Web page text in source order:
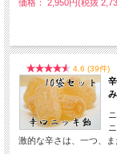
価格： 2,950円(税抜
4.6 (39件)
激的な辛さは、一つ、